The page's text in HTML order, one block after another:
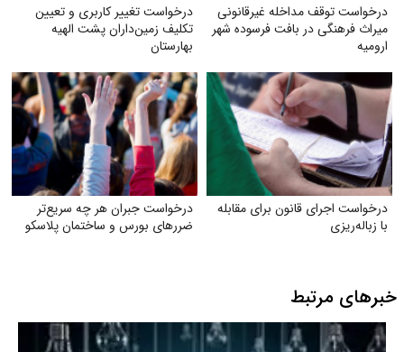
درخواست توقف مداخله غیرقانونی
میراث فرهنگی در بافت فرسوده شهر
ارومیه
درخواست تغییر کاربری و تعیین‌
تکلیف زمین‌داران پشت الهیه
بهارستان
درخواست اجرای قانون برای مقابله
با زباله‌ریزی
درخواست جبران هر چه سریع‌تر
ضررهای بورس و ساختمان پلاسکو
خبرهای مرتبط